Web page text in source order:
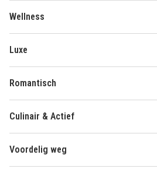
Wellness
Luxe
Romantisch
Culinair & Actief
Voordelig weg